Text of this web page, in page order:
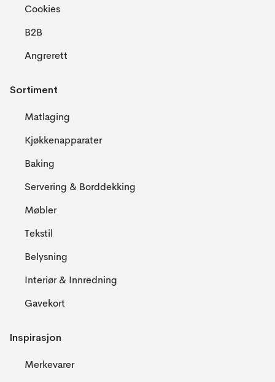
Cookies
B2B
Angrerett
Sortiment
Matlaging
Kjøkkenapparater
Baking
Servering & Borddekking
Møbler
Tekstil
Belysning
Interiør & Innredning
Gavekort
Inspirasjon
Merkevarer